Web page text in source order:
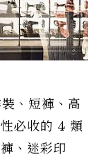
、短褲、高
必收的 4 類
、迷彩印